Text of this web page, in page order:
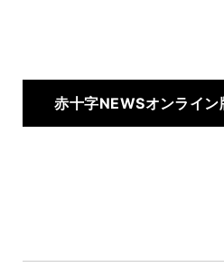
赤十字NEWSオンライン